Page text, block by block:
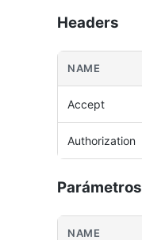
Headers
NAME
Accept
Authorization
Parámetros
NAME